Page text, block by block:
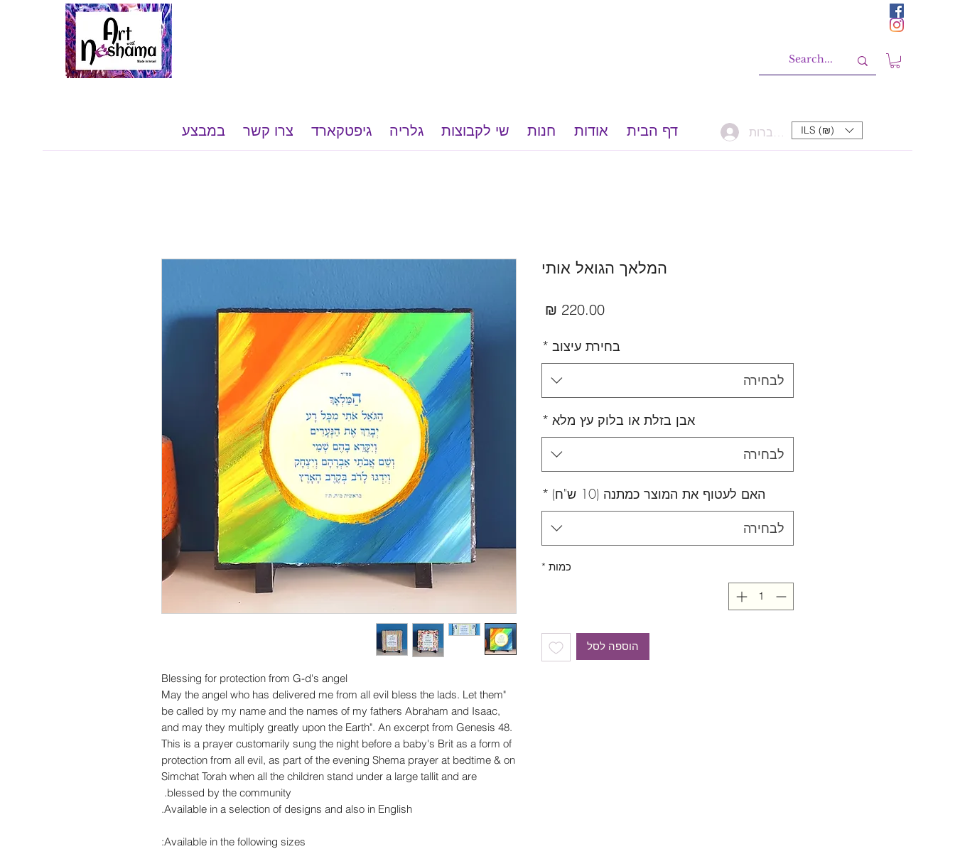
דף הבית אודות חנות שי לקבוצות גלריה גיפטקארד צרו קשר במבצע להתחברות ILS (₪)
Blessing for protection from G-d's angel
"May the angel who has delivered me from all evil bless the lads. Let them
be called by my name and the names of my fathers Abraham and Isaac,
and may they multiply greatly upon the Earth". An excerpt from Genesis 48.
This is a prayer customarily sung the night before a baby's Brit as a form of
protection from all evil, as part of the evening Shema prayer at bedtime & on
Simchat Torah when all the children stand under a large tallit and are
blessed by the community.
Available in a selection of designs and also in English.
Available in the following sizes:
המלאך הגואל אותי
בחירת עיצוב *
לבחירה
אבן בזלת או בלוק עץ מלא *
לבחירה
האם לעטוף את המוצר כמתנה (10 ש"ח)
*
לבחירה
כמות *
הוספה לסל